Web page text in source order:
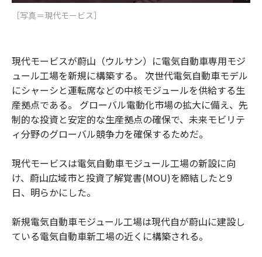
［写真＝現代モービス］
現代モービスが蔚山（ウルサン）に電気自動車専用モジ
ュール工場を新規に構築する。 次世代電気自動車モデル
にシャーシと運転席などの中核モジュールを供給する生
産拠点である。 グローバル電動化市場の拡大に備え、先
制的な投資と安定的な生産拠点の確保で、未来モビリテ
ィ分野のグローバル競争力を確保するためだ。
現代モービスは電気自動車モジュール工場の新設に向
け、蔚山広域市と投資了解覚書(MOU)を締結したと9
日、明らかにした。
新規電気自動車モジュール工場は現代自が蔚山に建設し
ている電気自動車新工場の近くに構築される。